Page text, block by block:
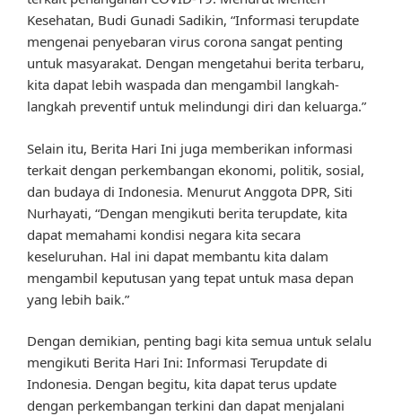
Kesehatan, Budi Gunadi Sadikin, “Informasi terupdate
mengenai penyebaran virus corona sangat penting
untuk masyarakat. Dengan mengetahui berita terbaru,
kita dapat lebih waspada dan mengambil langkah-
langkah preventif untuk melindungi diri dan keluarga.”
Selain itu, Berita Hari Ini juga memberikan informasi
terkait dengan perkembangan ekonomi, politik, sosial,
dan budaya di Indonesia. Menurut Anggota DPR, Siti
Nurhayati, “Dengan mengikuti berita terupdate, kita
dapat memahami kondisi negara kita secara
keseluruhan. Hal ini dapat membantu kita dalam
mengambil keputusan yang tepat untuk masa depan
yang lebih baik.”
Dengan demikian, penting bagi kita semua untuk selalu
mengikuti Berita Hari Ini: Informasi Terupdate di
Indonesia. Dengan begitu, kita dapat terus update
dengan perkembangan terkini dan dapat menjalani